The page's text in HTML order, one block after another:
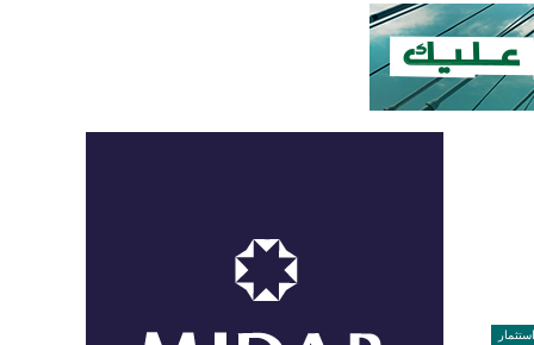
استثمار